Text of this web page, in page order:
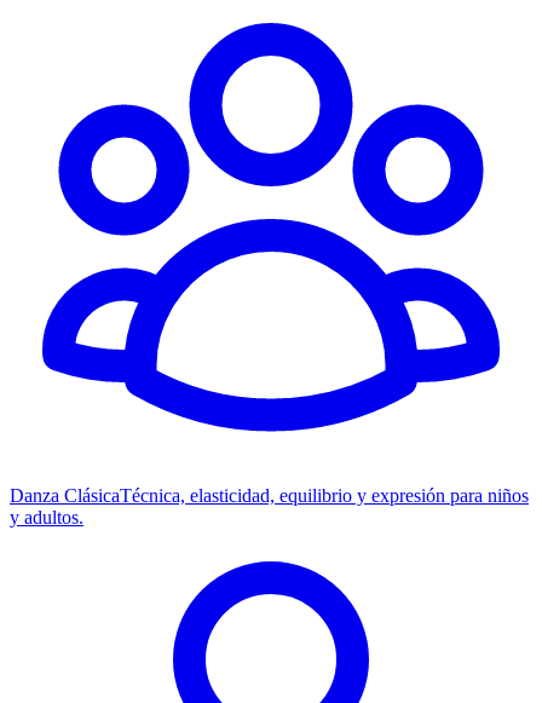
Danza ClásicaTécnica, elasticidad, equilibrio y expresión para niños
y adultos.